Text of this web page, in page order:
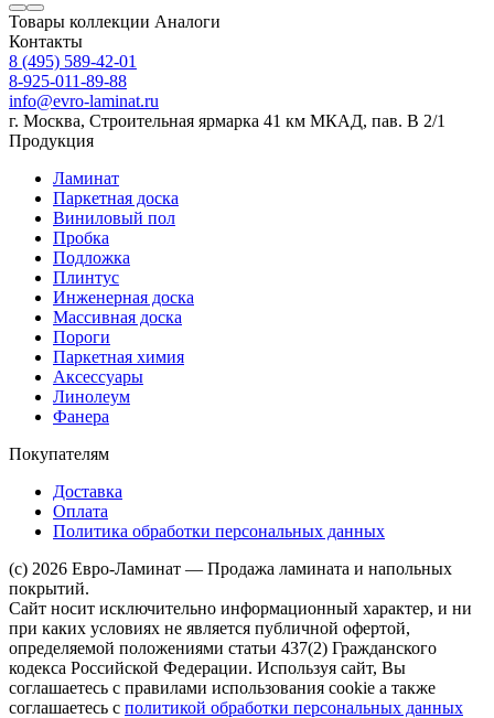
Товары коллекции Аналоги
Контакты
8 (495) 589-42-01
8-925-011-89-88
info@evro-laminat.ru
г. Москва, Строительная ярмарка 41 км МКАД, пав. В 2/1
Продукция
Ламинат
Паркетная доска
Виниловый пол
Пробка
Подложка
Плинтус
Инженерная доска
Массивная доска
Пороги
Паркетная химия
Аксессуары
Линолеум
Фанера
Покупателям
Доставка
Оплата
Политика обработки персональных данных
(c) 2026 Евро-Ламинат — Продажа ламината и напольных
покрытий.
Сайт носит исключительно информационный характер, и ни
при каких условиях не является публичной офертой,
определяемой положениями статьи 437(2) Гражданского
кодекса Российской Федерации. Используя сайт, Вы
соглашаетесь с правилами использования cookie а также
соглашаетесь с политикой обработки персональных данных